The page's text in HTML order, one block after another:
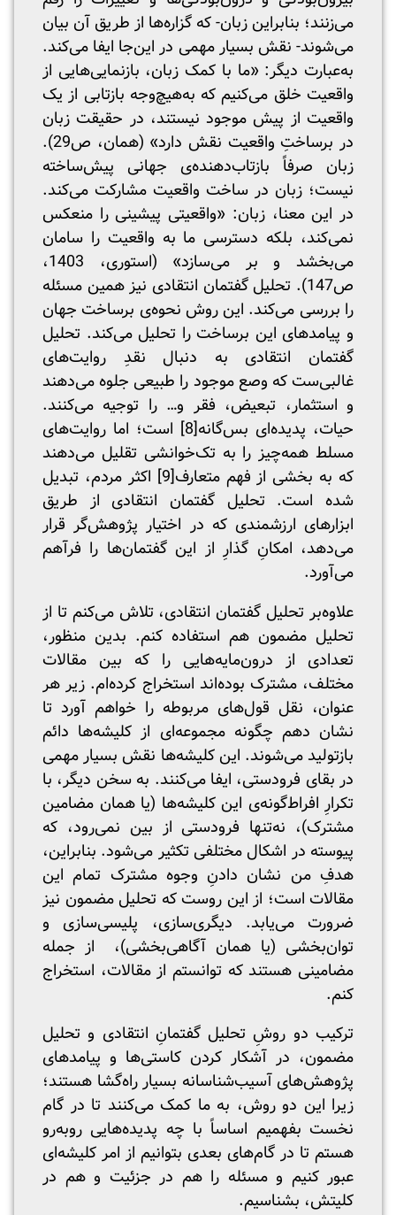
می‌زنند؛ بنابراین زبان- که گزاره‌ها از طریق آن بیان
می‌شوند- نقش بسیار مهمی در این‌جا ایفا می‌کند.
به‌عبارت دیگر: «ما با کمک زبان، بازنمایی‌هایی از
واقعیت خلق می‌کنیم که به‌هیچ‌وجه بازتابی از یک
واقعیت از پیش موجود نیستند، در حقیقت زبان
در برساختِ واقعیت نقش دارد» (همان، ص29).
زبان صرفاً بازتاب‌دهنده‌ی جهانی پیش‌ساخته
نیست؛ زبان در ساخت واقعیت مشارکت می‌کند.
در این معنا، زبان: «واقعیتی پیشینی را منعکس
نمی‌کند، بلکه دسترسی ما به واقعیت را سامان
می‌بخشد و بر می‌سازد» (استوری، 1403،
ص147). تحلیل گفتمان انتقادی نیز همین مسئله
را بررسی می‌کند. این روش نحوه‌ی برساخت جهان
و پیامدهای این برساخت را تحلیل می‌کند. تحلیل
گفتمان انتقادی به دنبال نقدِ روایت‌های
غالبی‌ست که وصع موجود را طبیعی جلوه می‌دهند
و استثمار، تبعیض، فقر و… را توجیه می‌کنند.
حیات، پدیده‌ای بس‌گانه[8]
است؛ اما روایت‌های
مسلط همه‌چیز را به تک‌خوانشی تقلیل می‌دهند
که به بخشی از فهم متعارف[9]
اکثر مردم، تبدیل
شده است. تحلیل گفتمان انتقادی از طریق
ابزارهای ارزشمندی که در اختیار پژوهش‌گر قرار
می‌دهد، امکانِ گذارِ از این گفتمان‌ها را فرآهم
می‌آورد.
علاوه‌بر تحلیل گفتمان انتقادی، تلاش می‌کنم تا از
تحلیل مضمون هم استفاده کنم. بدین منظور،
تعدادی از درون‌مایه‌‌هایی را که بین مقالات
مختلف، مشترک بوده‌اند استخراج کرده‌ام. زیر هر
عنوان، نقل قول‌های مربوطه را خواهم آورد تا
نشان دهم چگونه مجموعه‌ای از کلیشه‌ها دائم
بازتولید می‌شوند. این کلیشه‌ها نقش بسیار مهمی
در بقای فرودستی، ایفا می‌کنند. به سخن دیگر، با
تکرارِ افراط‌گونه‌ی این کلیشه‌ها (یا همان مضامین
مشترک)، نه‌تنها فرودستی از بین نمی‌رود، که
پیوسته در اشکال مختلفی تکثیر می‌شود. بنابراین،
هدفِ من نشان دادنِ وجوه مشترک تمام این
مقالات است؛ از این روست که تحلیل مضمون نیز
ضرورت می‌یابد. دیگری‌سازی، پلیسی‌سازی و
توان‌بخشی (یا همان آگاهی‌بخشی)، از جمله
مضامینی هستند که توانستم از مقالات، استخراج
کنم.
ترکیب دو روشِ تحلیل گفتمانِ انتقادی و تحلیل
مضمون، در آشکار کردن کاستی‌ها و پیامد‌های
پژوهش‌های آسیب‌شناسانه بسیار راه‌گشا هستند؛
زیرا این دو روش، به ما کمک می‌کنند تا در گام
نخست بفهمیم اساساً با چه پدیده‌هایی روبه‌رو
هستم تا در گام‌های بعدی بتوانیم از امر کلیشه‌ای
عبور کنیم و مسئله را هم در جزئیت و هم در
کلیتش، بشناسیم.